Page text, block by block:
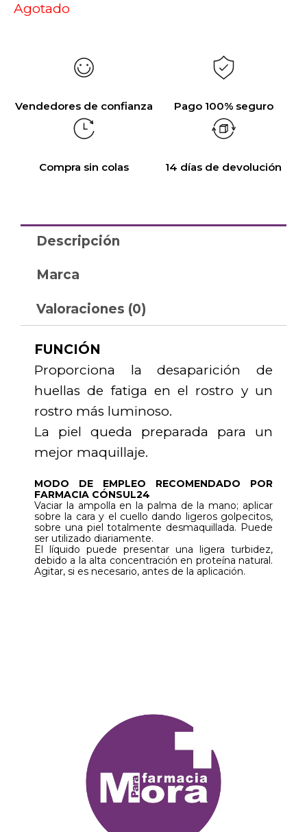
Agotado
Vendedores de confianza Pago 100% seguro
Compra sin colas 14 días de devolución
Descripción
Marca
Valoraciones (0)
FUNCIÓN
Proporciona la desaparición de
huellas de fatiga en el rostro y un
rostro más luminoso.
La piel queda preparada para un
mejor maquillaje.
MODO DE EMPLEO RECOMENDADO POR
FARMACIA CÓNSUL24
Vaciar la ampolla en la palma de la mano; aplicar
sobre la cara y el cuello dando ligeros golpecitos,
sobre una piel totalmente desmaquillada. Puede
ser utilizado diariamente.
El líquido puede presentar una ligera turbidez,
debido a la alta concentración en proteína natural.
Agitar, si es necesario, antes de la aplicación.